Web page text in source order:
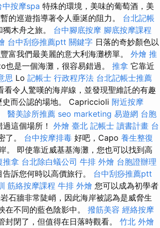
中按摩spa 特殊的環境，美味的葡萄酒，美
的巡遊指導著令人垂涎的阻力。 台北記帳
木舟之旅。 台中腳底按摩 腳底按摩課程
台中刮痧推薦ptt 關鍵字 日落的奇妙顏色以
富我們最美麗的意大利海灘榜單。 外燴 推
也是一個海灘，很容易錯過。 推拿 它靠近
思 Lo 記帳士 行政程序法 台北記帳士推薦
看令人驚嘆的海岸線，並發現聖維託的有趣
史而公認的場地。 Capriccioli 附近按摩
醫美診所推薦 seo marketing 易遊網 台胞
這個場所！ 外燴 臺北 記帳士 讀書計畫 台
了。 台中按摩排毒 好吧，Capo 養生整復
。 即使靠近威基基海灘，您也可以找到高
推拿 台北除白蟻公司 牛排 外燴 台胞證辦理
訴您何時以高價旅行。 台中刮痧推薦ptt
筋絡按摩課程 牛排 外燴 您可以成為初學者
石牆非常陡峭，因此海岸被認為是威脅生
在不同的藍色陰影中。 撥筋美容 經絡按摩
閉了，但值得在日落時觀看。 竹北 外燴